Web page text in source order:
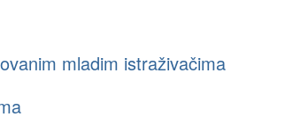
mladim istraživačima